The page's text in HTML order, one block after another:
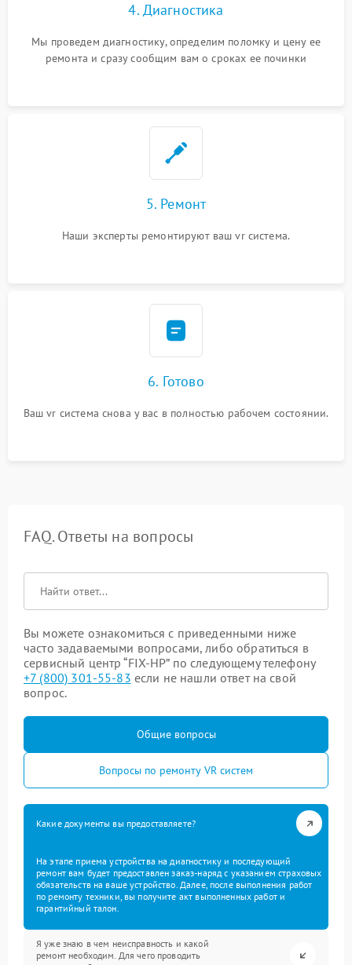
4. Диагностика
Мы проведем диагностику, определим поломку и цену ее
ремонта и сразу сообщим вам о сроках ее починки
5. Ремонт
Наши эксперты ремонтируют ваш vr система.
6. Готово
Ваш vr система снова у вас в полностью рабочем состоянии.
FAQ. Ответы на вопросы
Вы можете ознакомиться с приведенными ниже
часто задаваемыми вопросами, либо обратиться в
сервисный центр “FIX-HP” по следующему телефону
+7 (800) 301-55-83 если не нашли ответ на свой
вопрос.
Общие вопросы
Вопросы по ремонту VR систем
Какие документы вы предоставляете?
На этапе приема устройства на диагностику и последующий
ремонт вам будет предоставлен заказ-наряд с указанием страховых
обязательств на ваше устройство. Далее, после выполнения работ
по ремонту техники, вы получите акт выполненных работ и
гарантийный талон.
Я уже знаю в чем неисправность и какой
ремонт необходим. Для чего проводить